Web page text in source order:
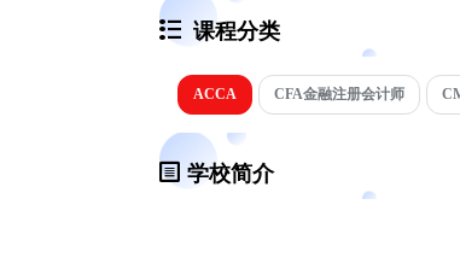
课程分类
ACCA CFA金融注册会计师
学校简介